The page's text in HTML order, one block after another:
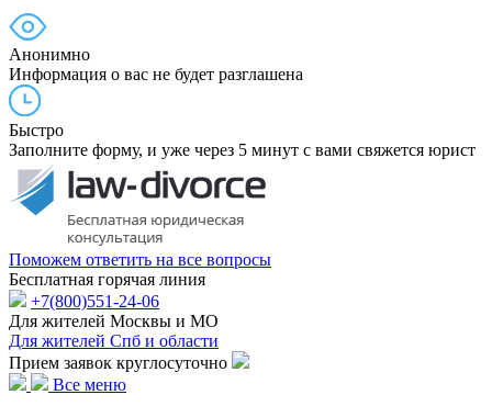
Анонимно
Информация о вас не будет разглашена
Быстро
Заполните форму, и уже через 5 минут с вами свяжется юрист
Поможем ответить на все вопросы
Бесплатная горячая линия
+7(800)551-24-06
Для жителей Москвы и МО
Для жителей Спб и области
Прием заявок круглосуточно
Все меню